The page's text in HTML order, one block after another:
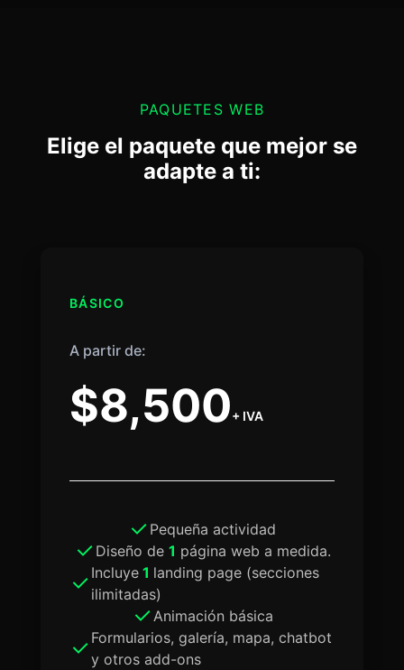
PAQUETES WEB
Elige el paquete que mejor se
adapte a ti:
BÁSICO
A partir de:
$8,500+ IVA
Pequeña actividad
Diseño de 1 página web a medida.
Incluye1 landing page (secciones
ilimitadas)
Animación básica
Formularios, galería, mapa, chatbot
y otros add-ons